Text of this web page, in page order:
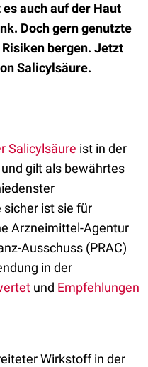
auch auf der Haut
Doch gern genutzte
bergen. Jetzt
Salicylsäure.
Salicylsäure ist in der
gilt als bewährtes
sicher ist sie für
Arzneimittel-Agentur
Ausschuss (PRAC)
in der
und Empfehlungen
Wirkstoff in der